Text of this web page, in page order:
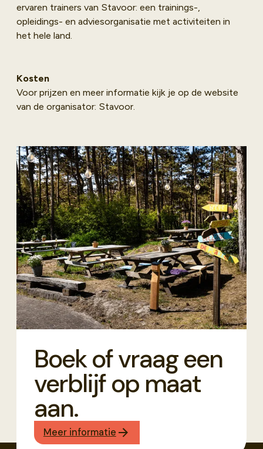
ervaren trainers van Stavoor: een trainings-,
opleidings- en adviesorganisatie met activiteiten in
het hele land.
Kosten
Voor prijzen en meer informatie kijk je op de website
van de organisator: Stavoor.
Boek of vraag een
verblijf op maat
aan.
Meer informatie